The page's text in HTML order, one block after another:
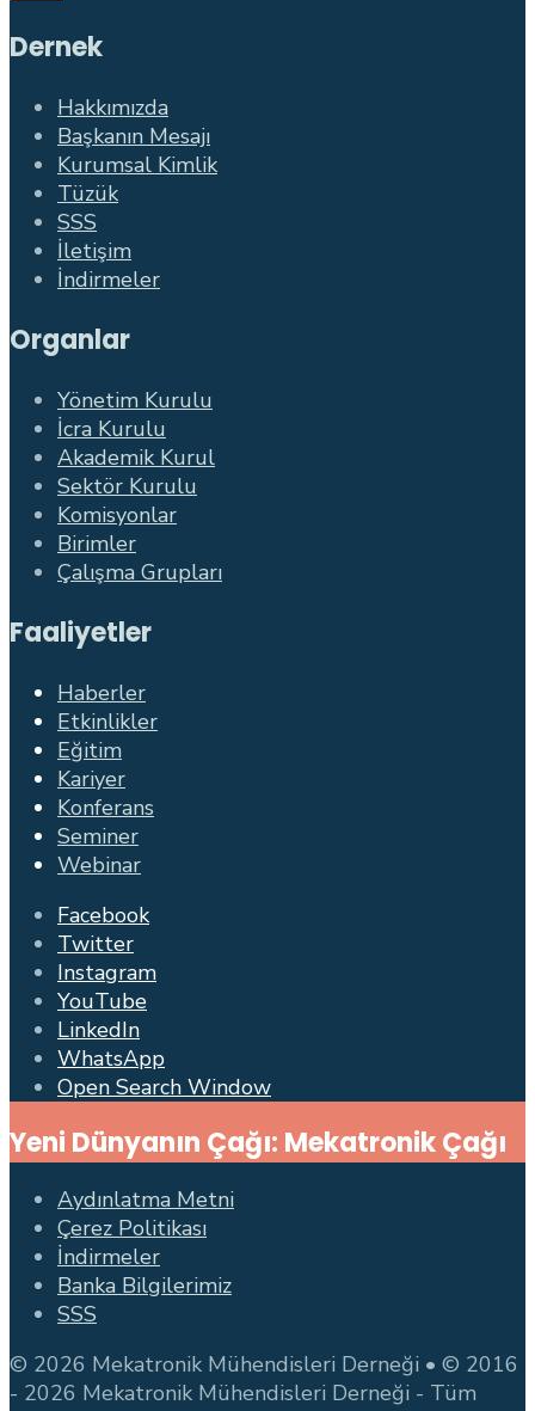
Dernek
Hakkımızda
Başkanın Mesajı
Kurumsal Kimlik
Tüzük
SSS
İletişim
İndirmeler
Organlar
Yönetim Kurulu
İcra Kurulu
Akademik Kurul
Sektör Kurulu
Komisyonlar
Birimler
Çalışma Grupları
Faaliyetler
Haberler
Etkinlikler
Eğitim
Kariyer
Konferans
Seminer
Webinar
Facebook
Twitter
Instagram
YouTube
LinkedIn
WhatsApp
Open Search Window
Yeni Dünyanın Çağı: Mekatronik Çağı
Aydınlatma Metni
Çerez Politikası
İndirmeler
Banka Bilgilerimiz
SSS
© 2026 Mekatronik Mühendisleri Derneği • © 2016
- 2026 Mekatronik Mühendisleri Derneği - Tüm